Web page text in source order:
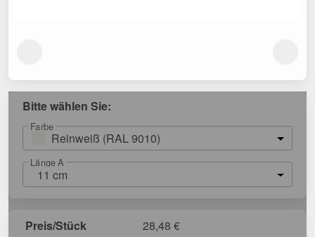
Bitte wählen Sie:
Farbe
Reinweiß (RAL 9010)
Länge A
11 cm
Preis/Stück 28,48 €